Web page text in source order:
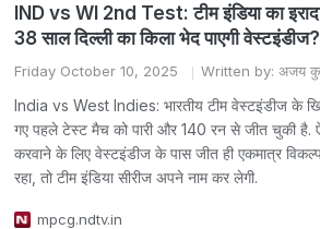
IND vs WI 2nd Test: टीम इंडिया का
38 साल दिल्ली का किला भेद पाएगी वेस्टइंडीज?
Friday October 10, 2025 Written by: अजय
India vs West Indies: भारतीय टीम वेस्टइंडीज के
गए पहले टेस्ट मैच को पारी और 140 रन से जीत चुकी है.
करवाने के लिए वेस्टइंडीज के पास जीत ही एकमात्र
रहा, तो टीम इंडिया सीरीज अपने नाम कर लेगी.
mpcg.ndtv.in